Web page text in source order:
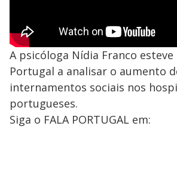
A psicóloga Nídia Franco esteve
Portugal a analisar o aumento
internamentos sociais nos
portugueses.
Siga o FALA PORTUGAL em: